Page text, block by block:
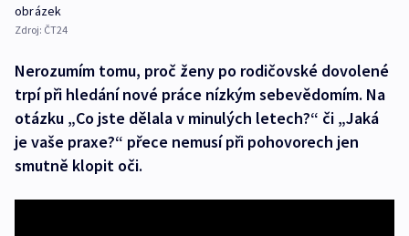
obrázek
Zdroj: ČT24
Nerozumím tomu, proč ženy po rodičovské dovolené
trpí při hledání nové práce nízkým sebevědomím. Na
otázku „Co jste dělala v minulých letech?“ či „Jaká
je vaše praxe?“ přece nemusí při pohovorech jen
smutně klopit oči.